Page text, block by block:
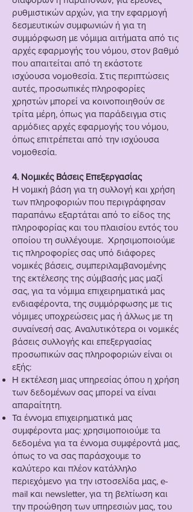
ρυθμιστικών αρχών, για την εφαρμογή
δεσμευτικών συμφωνιών ή για τη
συμμόρφωση με νόμιμα αιτήματα από τις
αρχές εφαρμογής του νόμου, στον βαθμό
που απαιτείται από τη εκάστοτε
ισχύουσα νομοθεσία. Στις περιπτώσεις
αυτές, προσωπικές πληροφορίες
χρηστών μπορεί να κοινοποιηθούν σε
τρίτα μέρη, όπως για παράδειγμα στις
αρμόδιες αρχές εφαρμογής του νόμου,
όπως επιτρέπεται από την ισχύουσα
νομοθεσία.
4. Νομικές Βάσεις Επεξεργασίας
Η νομική βάση για τη συλλογή και χρήση
των πληροφοριών που περιγράφησαν
παραπάνω εξαρτάται από το είδος της
πληροφορίας και του πλαισίου εντός του
οποίου τη συλλέγουμε. Χρησιμοποιούμε
τις πληροφορίες σας υπό διάφορες
νομικές βάσεις, συμπεριλαμβανομένης
της εκτέλεσης της σύμβασής μας μαζί
σας, για τα νόμιμα επιχειρηματικά μας
ενδιαφέροντα, της συμμόρφωσης με τις
νόμιμες υποχρεώσεις μας ή άλλως με τη
συναίνεσή σας. Αναλυτικότερα οι νομικές
βάσεις συλλογής και επεξεργασίας
προσωπικών σας πληροφοριών είναι οι
εξής:
Η εκτέλεση μιας υπηρεσίας όπου η χρήση
των δεδομένων σας μπορεί να είναι
απαραίτητη.
Τα έννομα επιχειρηματικά μας
συμφέροντα μας: χρησιμοποιούμε τα
δεδομένα για τα έννομα συμφέροντά μας,
όπως το να σας παράσχουμε το
καλύτερο και πλέον κατάλληλο
περιεχόμενο για την ιστοσελίδα μας, e-
mail και newsletter, για τη βελτίωση και
την προώθηση των υπηρεσιών μας, του